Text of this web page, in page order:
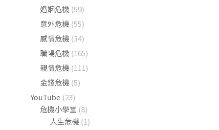
婚姻危機 (59)
意外危機 (55)
感情危機 (34)
職場危機 (165)
親情危機 (111)
金錢危機 (5)
YouTube (23)
危機小學堂 (8)
人生危機 (1)